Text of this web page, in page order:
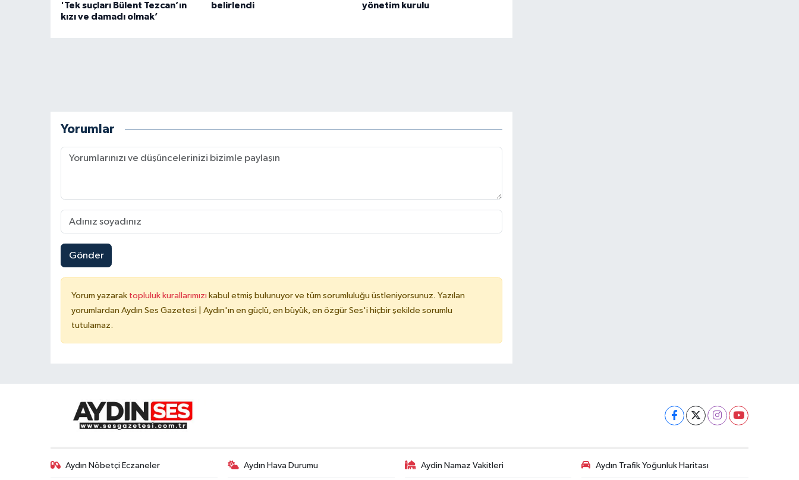
'Tek suçları Bülent Tezcan’ın
kızı ve damadı olmak’
belirlendi
yönetim kurulu
Yorumlar
Gönder
Yorum yazarak topluluk kurallarımızı kabul etmiş bulunuyor ve tüm sorumluluğu üstleniyorsunuz. Yazılan
yorumlardan Aydın Ses Gazetesi | Aydın'ın en güçlü, en büyük, en özgür Ses'i hiçbir şekilde sorumlu
tutulamaz.
Aydın Nöbetçi Eczaneler Aydın Hava Durumu Aydin Namaz Vakitleri Aydın Trafik Yoğunluk Haritası